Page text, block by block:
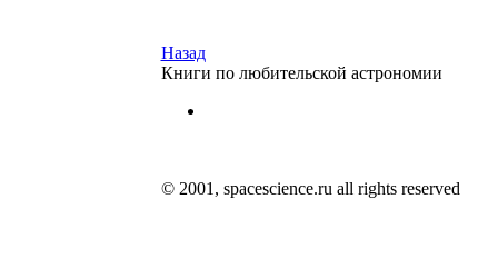
Назад
Книги по любительской астрономии
© 2001, spacescience.ru all rights reserved